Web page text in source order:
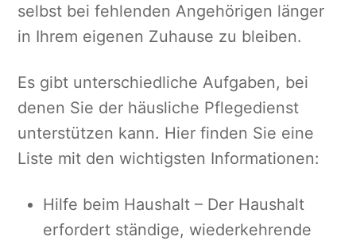
selbst bei fehlenden Angehörigen länger
in Ihrem eigenen Zuhause zu bleiben.
Es gibt unterschiedliche Aufgaben, bei
denen Sie der häusliche Pflegedienst
unterstützen kann. Hier finden Sie eine
Liste mit den wichtigsten Informationen:
Hilfe beim Haushalt – Der Haushalt
erfordert ständige, wiederkehrende